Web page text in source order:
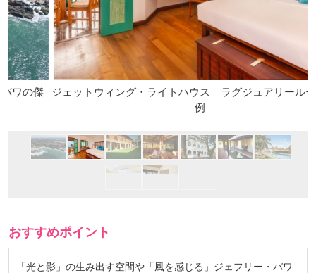
ジェットウィング・ライトハウス ラグジュアリールーム／一
おすすめポイント
「光と影」の生み出す空間や「風を感じる」ジェフリー・バワ